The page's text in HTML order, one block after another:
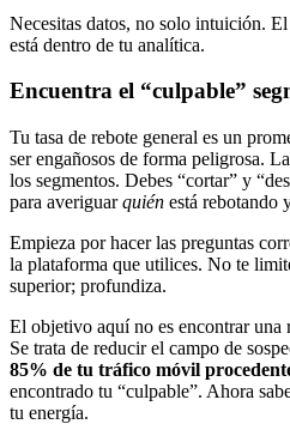
Necesitas datos, no solo intuición.
está dentro de tu analítica.
Encuentra el “culpable”
Tu tasa de rebote general es un
ser engañosos de forma peligrosa.
los segmentos. Debes “cortar” y
para averiguarquién está rebotando
Empieza por hacer las preguntas
la plataforma que utilices. No te
superior; profundiza.
El objetivo aquí no es encontrar una
Se trata de reducir el campo de
85% de tu tráfico móvil
encontrado tu “culpable”. Ahora
tu energía.